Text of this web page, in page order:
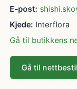
E-post:
Kjede: Interflora
Gå til butikkens
Gå til